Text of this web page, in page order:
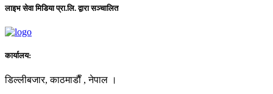
लाइभ सेवा मिडिया प्रा.लि. द्वारा सञ्चालित
कार्यालय:
डिल्लीबजार, काठमाडाैँ , नेपाल ।